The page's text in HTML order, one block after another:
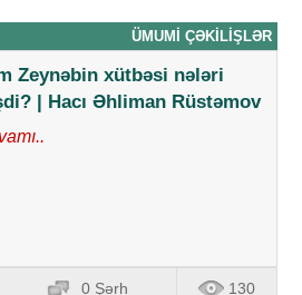
ÜMUMI ÇƏKILIŞLƏR
Zeynəbin xütbəsi nələri
| Hacı Əhliman Rüstəmov
0 Şərh 130